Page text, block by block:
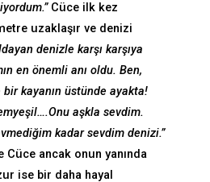
Cüce ilk kez
uzaklaşır ve denizi
denizle karşı karşıya
en önemli anı oldu. Ben,
bir kayanın üstünde ayakta!
aşkla sevdim.
kadar sevdim denizi.”
ancak onun yanında
ise bir daha hayal